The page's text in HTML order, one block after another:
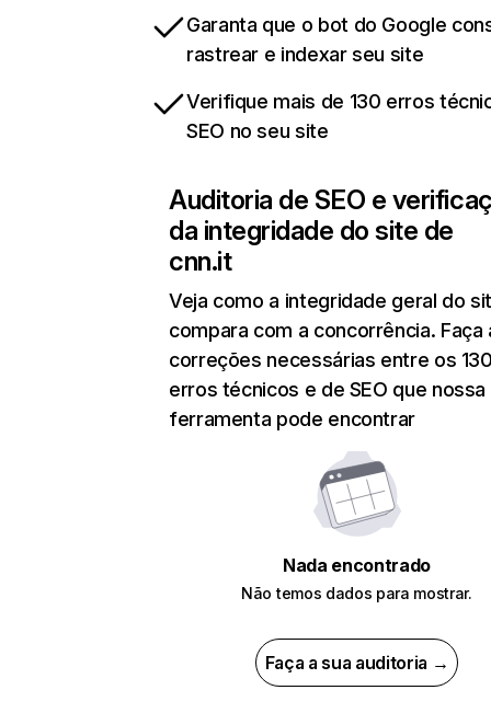
Garanta que o bot do Google
rastrear e indexar seu site
Verifique mais de 130 erros
SEO no seu site
Auditoria de SEO e
da integridade do site de
cnn.it
Veja como a integridade geral do
compara com a concorrência. Faça
correções necessárias entre os
erros técnicos e de SEO que nossa
ferramenta pode encontrar
Nada encontrado
Não temos dados para mostrar.
Faça a sua auditoria →